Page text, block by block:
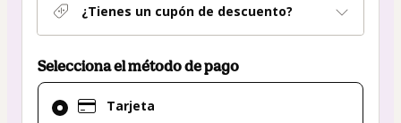
¿Tienes un cupón de descuento?
Selecciona el método de pago
Tarjeta
El
método